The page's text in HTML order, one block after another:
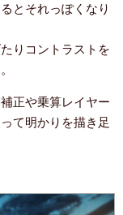
とそれっぽくなり
りコントラストを
正や乗算レイヤー
て明かりを描き足